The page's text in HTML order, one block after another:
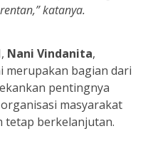
katanya.
Nani Vindanita,
merupakan bagian dari
pentingnya
masyarakat
tetap berkelanjutan.